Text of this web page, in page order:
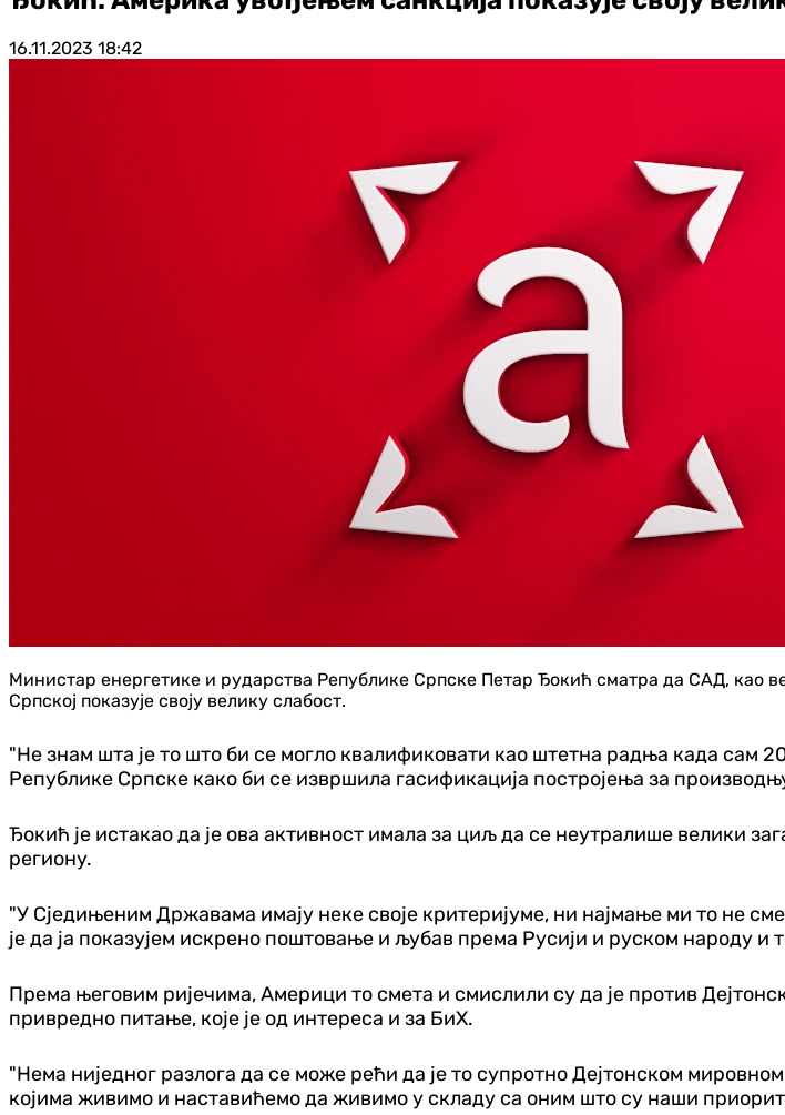
16.11.2023 18:42
Министар енергетике и рударства Републике Српске Петар Ђокић сматра да САД,
Српској показује своју велику слабост.
"Не знам шта је то што би се могло квалификовати као штетна радња када сам
Републике Српске како би се извршила гасификација постројења за
Ђокић је истакао да је ова активност имала за циљ да се неутралише велики
региону.
"У Сједињеним Државама имају неке своје критеријуме, ни најмање ми то не
је да ја показујем искрено поштовање и љубав према Русији и руском народу
Према његовим ријечима, Америци то смета и смислили су да је против
привредно питање, које је од интереса и за БиХ.
"Нема ниједног разлога да се може рећи да је то супротно Дејтонском
којима живимо и наставићемо да живимо у складу са оним што су наши